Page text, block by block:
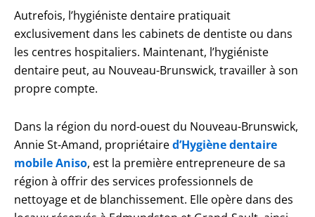
Autrefois, l’hygiéniste dentaire pratiquait
exclusivement dans les cabinets de dentiste ou dans
les centres hospitaliers. Maintenant, l’hygiéniste
dentaire peut, au Nouveau-Brunswick, travailler à son
propre compte.
Dans la région du nord-ouest du Nouveau-Brunswick,
Annie St-Amand, propriétaired’Hygiène dentaire
mobile Aniso, est la première entrepreneure de sa
région à offrir des services professionnels de
nettoyage et de blanchissement. Elle opère dans des